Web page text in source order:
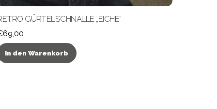
GÜRTELSCHNALLE „EICHE“
69,00
In den Warenkorb